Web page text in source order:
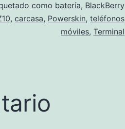
como batería, BlackBerry
, carcasa, Powerskin, teléfonos
móviles, Terminal